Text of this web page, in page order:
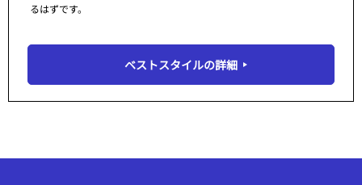
るはずです。
ベストスタイルの詳細